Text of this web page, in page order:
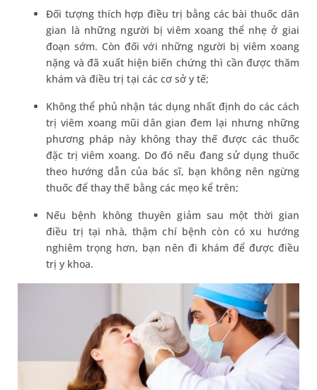
Đối tượng thích hợp điều trị bằng các bài thuốc dân
gian là những người bị viêm xoang thể nhẹ ở giai
đoạn sớm. Còn đối với những người bị viêm xoang
nặng và đã xuất hiện biến chứng thì cần được thăm
khám và điều trị tại các cơ sở y tế;
Không thể phủ nhận tác dụng nhất định do các cách
trị viêm xoang mũi dân gian đem lại nhưng những
phương pháp này không thay thế được các thuốc
đặc trị viêm xoang. Do đó nếu đang sử dụng thuốc
theo hướng dẫn của bác sĩ, bạn không nên ngừng
thuốc để thay thế bằng các mẹo kể trên;
Nếu bệnh không thuyên giảm sau một thời gian
điều trị tại nhà, thậm chí bệnh còn có xu hướng
nghiêm trọng hơn, bạn nên đi khám để được điều
trị y khoa.